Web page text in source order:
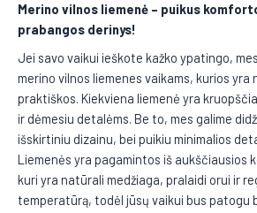
Merino vilnos liemenė – puikus
prabangos derinys!
Jei savo vaikui ieškote kažko ypatingo,
merino vilnos liemenes vaikams, kurios
praktiškos. Kiekviena liemenė yra
ir dėmesiu detalėms. Be to, mes galime
išskirtiniu dizainu, bei puikiu minimalios
Liemenės yra pagamintos iš aukščiausios
kuri yra natūrali medžiaga, pralaidi orui ir
temperatūrą, todėl jūsų vaikui bus patogu